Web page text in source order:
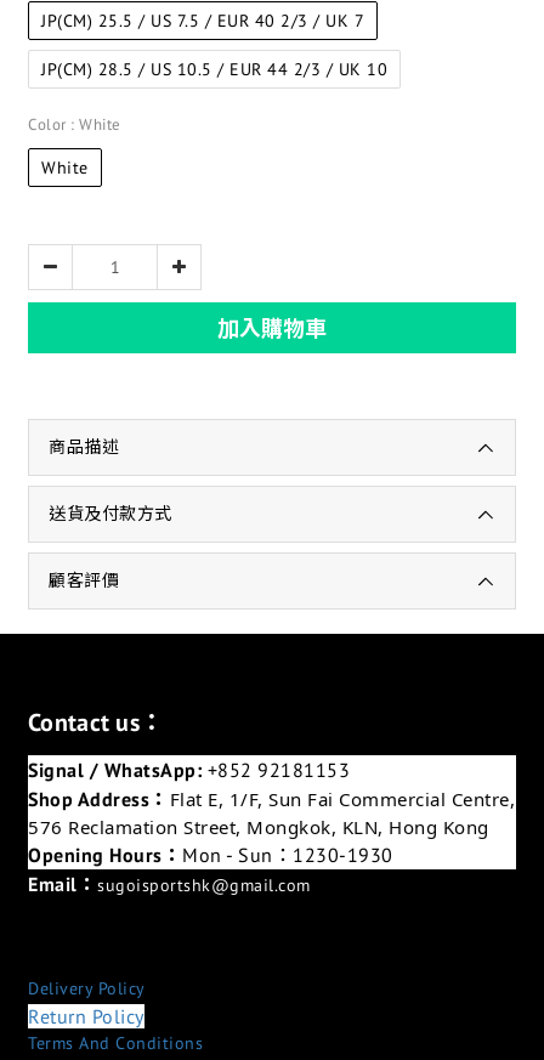
JP(CM) 25.5 / US 7.5 / EUR 40 2/3 / UK 7
JP(CM) 28.5 / US 10.5 / EUR 44 2/3 / UK 10
Color : White
White
加入購物車
商品描述
送貨及付款方式
顧客評價
Contact us：
Signal / WhatsApp: +852 92181153
Shop Address： Flat E, 1/F, Sun Fai Commercial Centre,
576 Reclamation Street, Mongkok, KLN, Hong Kong
Opening Hours： Mon - Sun：1230-1930
Email： sugoisportshk@gmail.com
Delivery Policy
Return Policy
Terms And Conditions